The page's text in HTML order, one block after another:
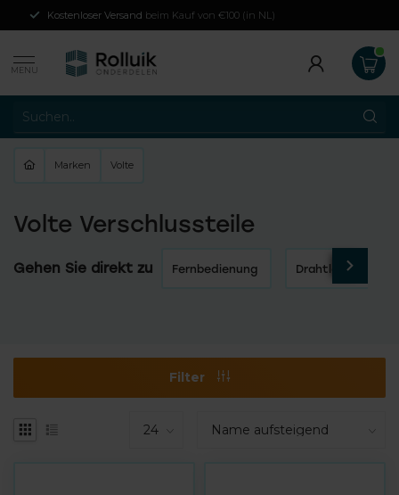
Kostenloser Versand beim Kauf von €100 (in NL)
MENU
Marken Volte
Volte Verschlussteile
Gehen Sie direkt zu Fernbedienung Drahtlose
Filter